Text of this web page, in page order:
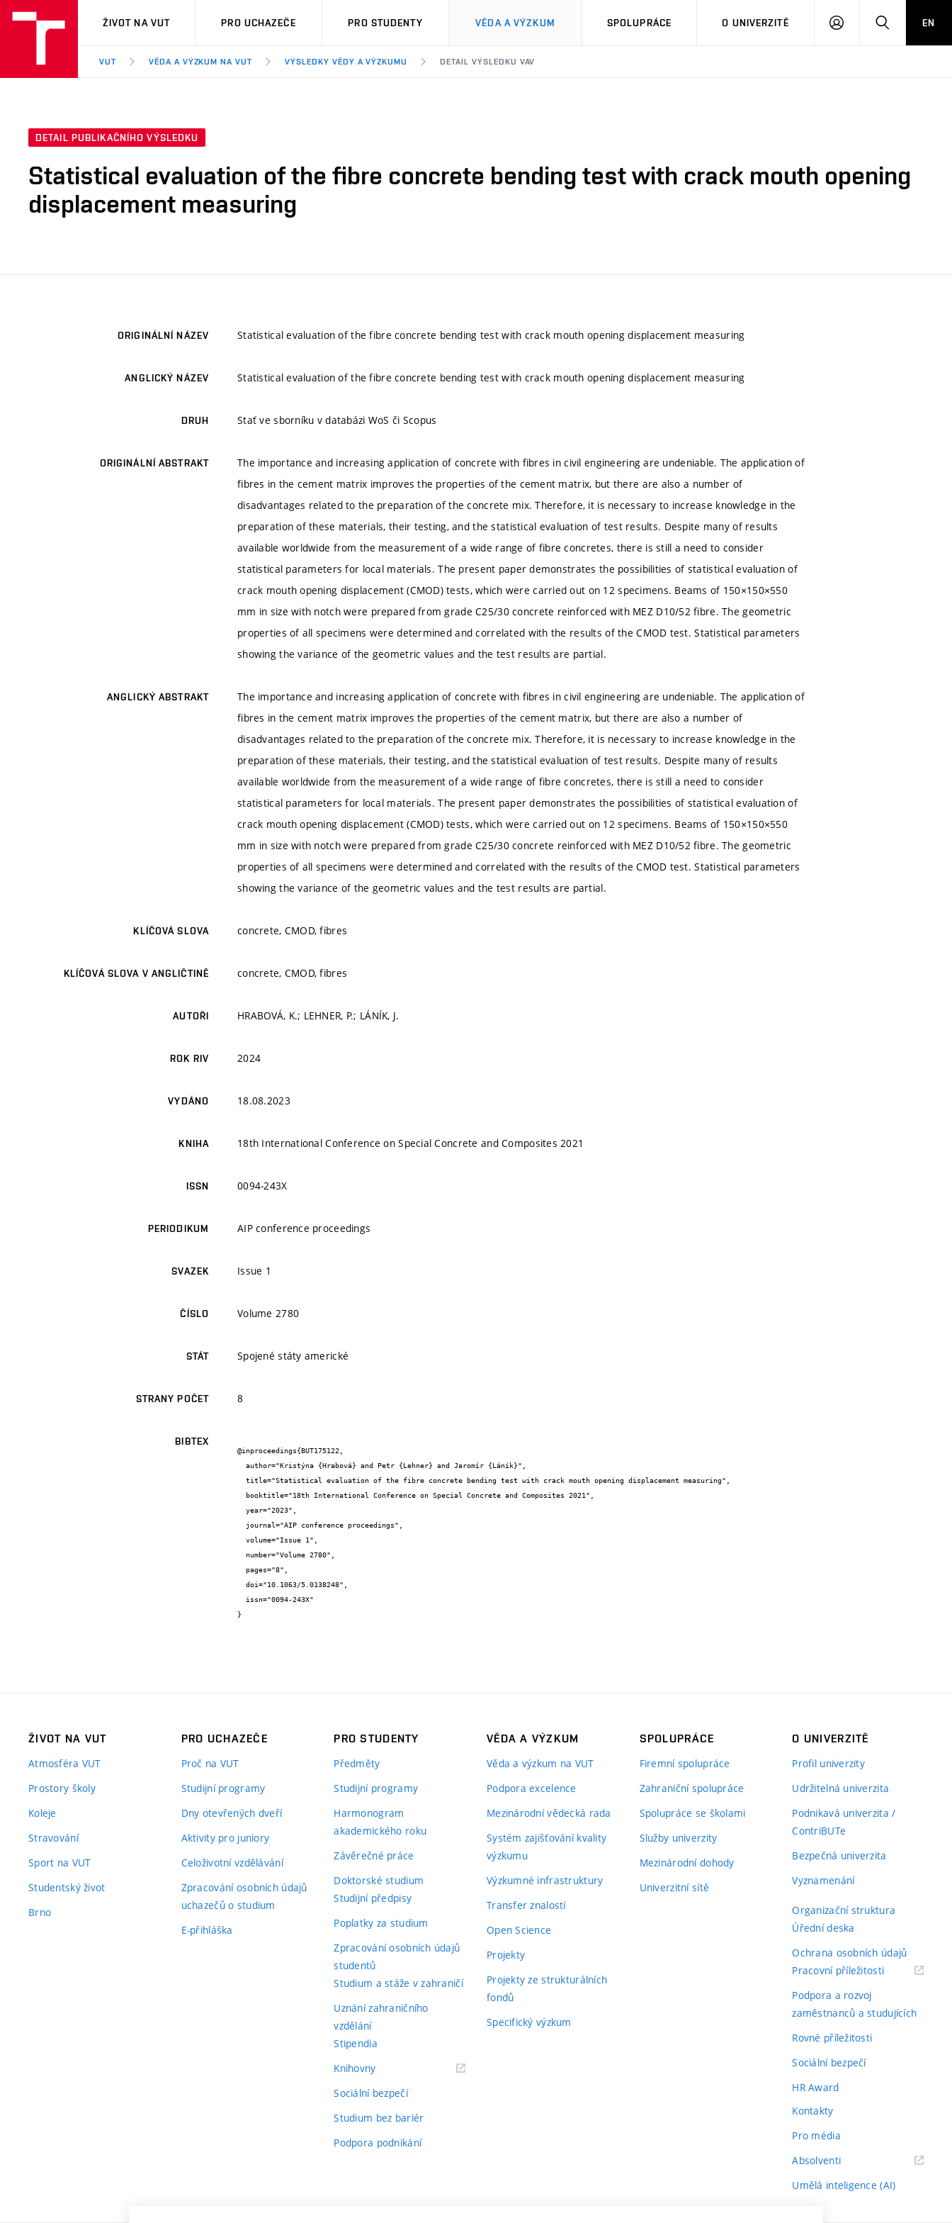
VUT
ŽIVOT NA VUT PRO UCHAZEČE PRO STUDENTY VĚDA A VÝZKUM SPOLUPRÁCE O UNIVERZITĚ
PŘIHLÁSIT HLEDATEN
VUT VĚDA A VÝZKUM NA VUT VÝSLEDKY VĚDY A VÝZKUMU DETAIL VÝSLEDKU VAV
DETAIL PUBLIKAČNÍHO VÝSLEDKU
Statistical evaluation of the fibre concrete bending test with crack mouth opening
displacement measuring
ORIGINÁLNÍ NÁZEV Statistical evaluation of the fibre concrete bending test with crack mouth opening displacement measuring
ANGLICKÝ NÁZEV Statistical evaluation of the fibre concrete bending test with crack mouth opening displacement measuring
DRUH Stať ve sborníku v databázi WoS či Scopus
ORIGINÁLNÍ ABSTRAKT
The importance and increasing application of concrete with fibres in civil engineering are undeniable. The application of
fibres in the cement matrix improves the properties of the cement matrix, but there are also a number of
disadvantages related to the preparation of the concrete mix. Therefore, it is necessary to increase knowledge in the
preparation of these materials, their testing, and the statistical evaluation of test results. Despite many of results
available worldwide from the measurement of a wide range of fibre concretes, there is still a need to consider
statistical parameters for local materials. The present paper demonstrates the possibilities of statistical evaluation of
crack mouth opening displacement (CMOD) tests, which were carried out on 12 specimens. Beams of 150×150×550
mm in size with notch were prepared from grade C25/30 concrete reinforced with MEZ D10/52 fibre. The geometric
properties of all specimens were determined and correlated with the results of the CMOD test. Statistical parameters
showing the variance of the geometric values and the test results are partial.
ANGLICKÝ ABSTRAKT
The importance and increasing application of concrete with fibres in civil engineering are undeniable. The application of
fibres in the cement matrix improves the properties of the cement matrix, but there are also a number of
disadvantages related to the preparation of the concrete mix. Therefore, it is necessary to increase knowledge in the
preparation of these materials, their testing, and the statistical evaluation of test results. Despite many of results
available worldwide from the measurement of a wide range of fibre concretes, there is still a need to consider
statistical parameters for local materials. The present paper demonstrates the possibilities of statistical evaluation of
crack mouth opening displacement (CMOD) tests, which were carried out on 12 specimens. Beams of 150×150×550
mm in size with notch were prepared from grade C25/30 concrete reinforced with MEZ D10/52 fibre. The geometric
properties of all specimens were determined and correlated with the results of the CMOD test. Statistical parameters
showing the variance of the geometric values and the test results are partial.
KLÍČOVÁ SLOVA concrete, CMOD, fibres
KLÍČOVÁ SLOVA V ANGLIČTINĚ concrete, CMOD, fibres
AUTOŘI HRABOVÁ, K.; LEHNER, P.; LÁNÍK, J.
ROK RIV 2024
VYDÁNO 18.08.2023
KNIHA 18th International Conference on Special Concrete and Composites 2021
ISSN 0094-243X
PERIODIKUM AIP conference proceedings
SVAZEK Issue 1
ČÍSLO Volume 2780
STÁT Spojené státy americké
STRANY POČET 8
BIBTEX
@inproceedings{BUT175122,
}
ŽIVOT NA VUT
Atmosféra VUT
Prostory školy
Koleje
Stravování
Sport na VUT
Studentský život
Brno
PRO UCHAZEČE
Proč na VUT
Studijní programy
Dny otevřených dveří
Aktivity pro juniory
Celoživotní vzdělávání
Zpracování osobních údajů
uchazečů o studium
E-přihláška
PRO STUDENTY
Předměty
Studijní programy
Harmonogram
akademického roku
Závěrečné práce
Doktorské studium
Studijní předpisy
Poplatky za studium
Zpracování osobních údajů
studentů
Studium a stáže v zahraničí
Uznání zahraničního
vzdělání
Stipendia
Knihovny(externí
Sociální bezpečí
Studium bez bariér
Podpora podnikání
VĚDA A VÝZKUM
Věda a výzkum na VUT
Podpora excelence
Mezinárodní vědecká rada
Systém zajišťování kvality
výzkumu
Výzkumné infrastruktury
Transfer znalostí
Open Science
Projekty
Projekty ze strukturálních
fondů
Specifický výzkum
SPOLUPRÁCE
Firemní spolupráce
Zahraniční spolupráce
Spolupráce se školami
Služby univerzity
Mezinárodní dohody
Univerzitní sítě
O UNIVERZITĚ
Profil univerzity
Udržitelná univerzita
Podnikavá univerzita /
ContriBUTe
Bezpečná univerzita
Vyznamenání
Organizační struktura
Úřední deska
Ochrana osobních údajů
Pracovní příležitosti(externí
Podpora a rozvoj
zaměstnanců a studujících
Rovné příležitosti
Sociální bezpečí
HR Award
Kontakty
Pro média
Absolventi(externí
Umělá inteligence (AI)